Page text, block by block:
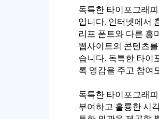
독특한 타이포그래
입니다. 인터넷에서
리프 폰트와 다른 흥
웹사이트의 콘텐츠
습니다. 독특한 타이
록 영감을 주고 참여
독특한 타이포그래
부여하고 훌륭한 시